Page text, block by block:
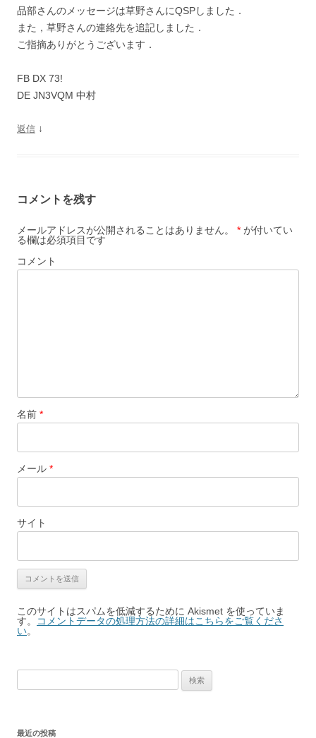
品部さんのメッセージは草野さんにQSPしました．
また，草野さんの連絡先を追記しました．
ご指摘ありがとうございます．
FB DX 73!
DE JN3VQM 中村
返信 ↓
コメントを残す
メールアドレスが公開されることはありません。 * が付いてい
る欄は必須項目です
コメント
名前 *
メール *
サイト
このサイトはスパムを低減するために Akismet を使っていま
す。
コメントデータの処理方法の詳細はこちらをご覧くださ
い。
最近の投稿